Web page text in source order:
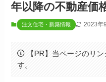
年以降の不動産価
注文住宅・新築情報 2023年
【PR】当ページのリ
す。